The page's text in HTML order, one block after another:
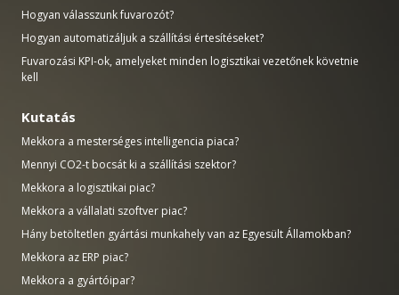
Hogyan válasszunk fuvarozót?
Hogyan automatizáljuk a szállítási értesítéseket?
Fuvarozási KPI-ok, amelyeket minden logisztikai vezetőnek követnie
kell
Kutatás
Mekkora a mesterséges intelligencia piaca?
Mennyi CO2-t bocsát ki a szállítási szektor?
Mekkora a logisztikai piac?
Mekkora a vállalati szoftver piac?
Hány betöltetlen gyártási munkahely van az Egyesült Államokban?
Mekkora az ERP piac?
Mekkora a gyártóipar?